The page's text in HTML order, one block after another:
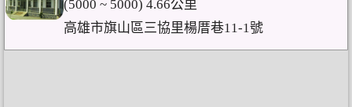
(5000 ~ 5000) 4.66公里
高雄市旗山區三協里楊厝巷11-1號